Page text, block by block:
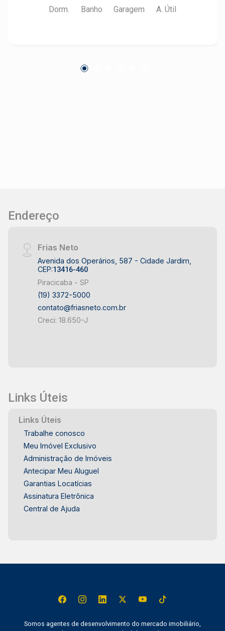
Dorm.
Banho
Garagem
A. Útil
Endereço
Frias Neto
Avenida dos Operários, 587 - Cidade Jardim,
CEP:13416-460
Piracicaba - SP
(19) 3372-5000
contato@friasneto.com.br
Creci: 18.650-J
Links Úteis
Links Úteis
Trabalhe conosco
Meu Imóvel Exclusivo
Administração de Imóveis
Antecipar Meu Aluguel
Garantias Locatícias
Assinatura Eletrônica
Central de Ajuda
Somos agentes de desenvolvimento do mercado imobiliário,